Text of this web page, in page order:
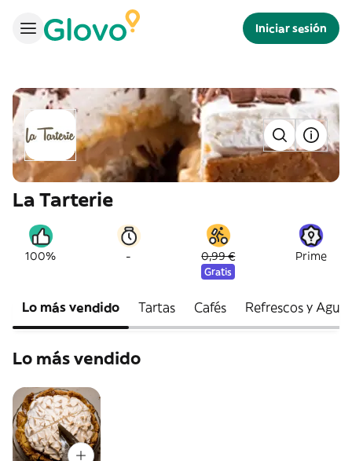
Iniciar sesión
La Tarterie
100% - 0,99 €
Gratis
Prime
Lo más vendido Tartas Cafés Refrescos y Agua
Lo más vendido